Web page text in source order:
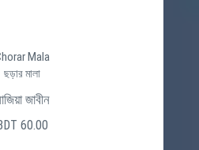
Mala
ছড়ার মালা
জাবীন
60.00